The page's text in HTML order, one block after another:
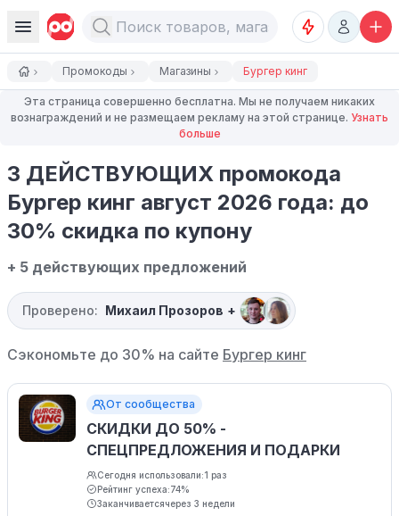
Промокоды Магазины Бургер кинг
Эта страница совершенно бесплатна. Мы не получаем никаких
вознаграждений и не размещаем рекламу на этой странице. Узнать
больше
3 ДЕЙСТВУЮЩИХ промокода
Бургер кинг август 2026 года: до
30% скидка по купону
+ 5 действующих предложений
Проверено: Михаил Прозоров +
Сэкономьте до 30% на сайте Бургер кинг
От сообщества
СКИДКИ ДО 50% -
СПЕЦПРЕДЛОЖЕНИЯ И ПОДАРКИ
Сегодня использовали:1 раз
Рейтинг успеха:74%
Заканчиваетсячерез 3 недели